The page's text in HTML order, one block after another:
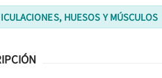
HUESOS Y MÚSCULOS